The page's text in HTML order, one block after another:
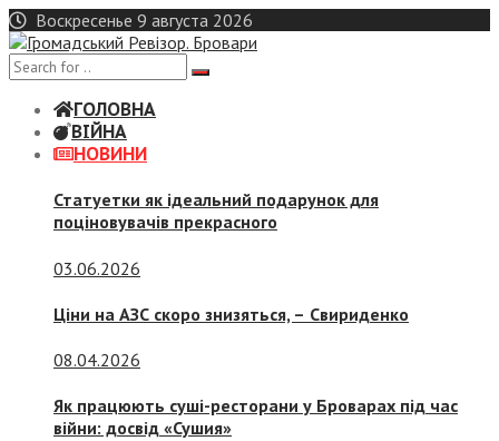
Skip
to
content
Воскресенье 9 августа 2026
ГОЛОВНА
ВІЙНА
НОВИНИ
Статуетки як ідеальний подарунок для
поціновувачів прекрасного
03.06.2026
Ціни на АЗС скоро знизяться, – Свириденко
08.04.2026
Як працюють суші-ресторани у Броварах під час
війни: досвід «Сушия»